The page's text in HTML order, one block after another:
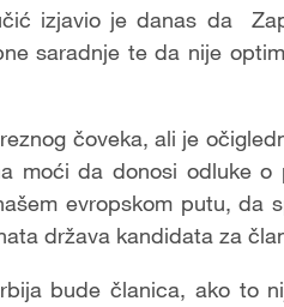
izjavio je danas da
saradnje te da nije
čoveka, ali je
moći da donosi odluke
evropskom putu, da
država kandidata za
bude članica, ako to